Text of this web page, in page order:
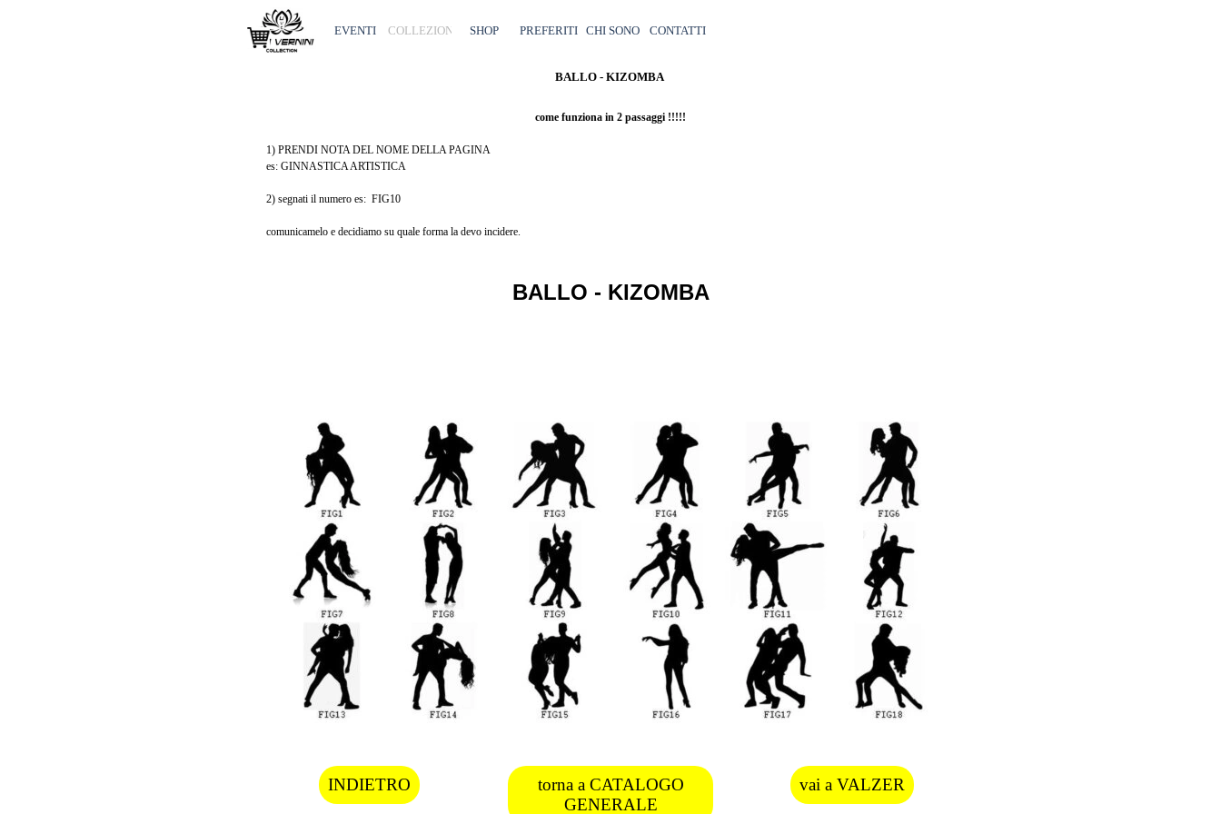
Salta menù
EVENTI COLLEZIONI ▼
SHOP PREFERITI CHI SONO CONTATTI
BALLO - KIZOMBA
come funziona in 2 passaggi !!!!!
1) PRENDI NOTA DEL NOME DELLA PAGINA
es: GINNASTICA ARTISTICA
2) segnati il numero es: FIG10
comunicamelo e decidiamo su quale forma la devo incidere.
BALLO - KIZOMBA
torna a CATALOGO
GENERALE
vai a VALZER
INDIETRO